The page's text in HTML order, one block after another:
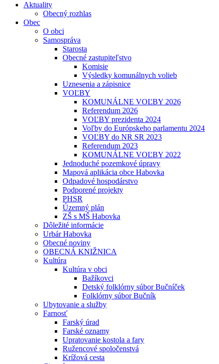
Aktuality
Obecný rozhlas
Obec
O obci
Samospráva
Starosta
Obecné zastupiteľstvo
Komisie
Výsledky komunálnych volieb
Uznesenia a zápisnice
VOĽBY
KOMUNÁLNE VOĽBY 2026
Referendum 2026
VOĽBY prezidenta 2024
Voľby do Európskeho parlamentu 2024
VOĽBY do NR SR 2023
Referendum 2023
KOMUNÁLNE VOĽBY 2022
Jednoduché pozemkové úpravy
Mapová aplikácia obce Habovka
Odpadové hospodárstvo
Podporené projekty
PHSR
Územný plán
ZŠ s MŠ Habovka
Dôležité informácie
Urbár Habovka
Obecné noviny
OBECNÁ KNIŽNICA
Kultúra
Kultúra v obci
Bažíkovci
Detský folklórny súbor Bučníček
Folklórny súbor Bučník
Ubytovanie a služby
Farnosť
Farský úrad
Farské oznamy
Upratovanie kostola a fary
Ružencové spoločenstvá
Krížová cesta